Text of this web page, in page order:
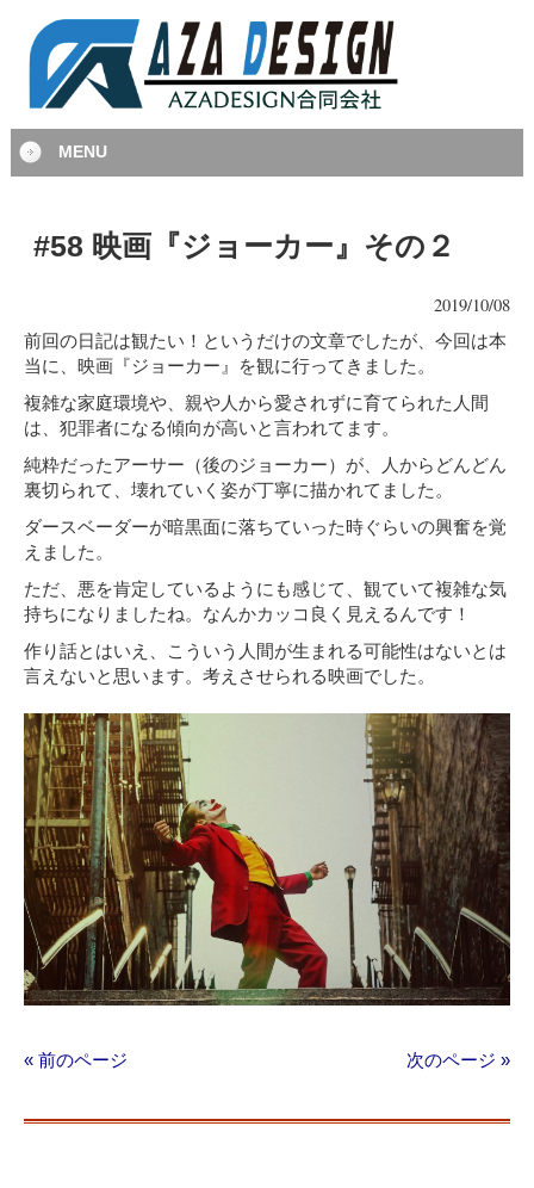
MENU
#58 映画『ジョーカー』その２
2019/10/08
前回の日記は観たい！というだけの文章でしたが、今回は本
当に、映画『ジョーカー』を観に行ってきました。
複雑な家庭環境や、親や人から愛されずに育てられた人間
は、犯罪者になる傾向が高いと言われてます。
純粋だったアーサー（後のジョーカー）が、人からどんどん
裏切られて、壊れていく姿が丁寧に描かれてました。
ダースベーダーが暗黒面に落ちていった時ぐらいの興奮を覚
えました。
ただ、悪を肯定しているようにも感じて、観ていて複雑な気
持ちになりましたね。なんかカッコ良く見えるんです！
作り話とはいえ、こういう人間が生まれる可能性はないとは
言えないと思います。考えさせられる映画でした。
« 前のページ 次のページ »